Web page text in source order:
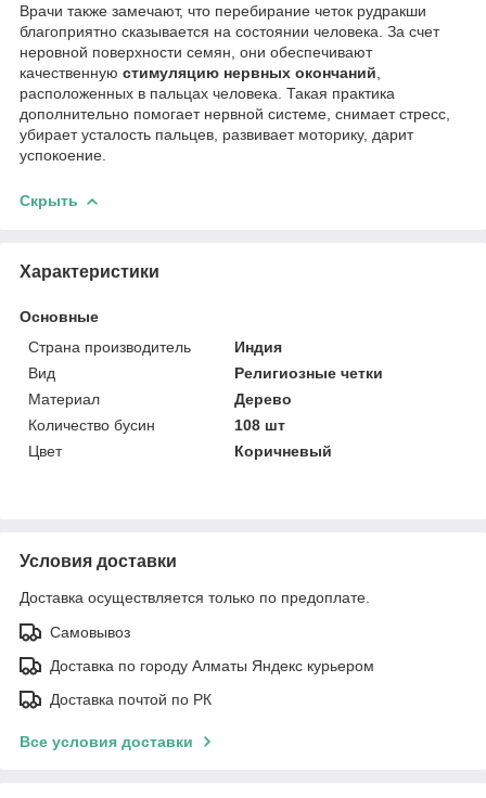
Врачи также замечают, что перебирание четок рудракши
благоприятно сказывается на состоянии человека. За счет
неровной поверхности семян, они обеспечивают
качественную стимуляцию нервных окончаний
расположенных в пальцах человека. Такая практика
дополнительно помогает нервной системе, снимает стресс,
убирает усталость пальцев, развивает моторику, дарит
успокоение.
Скрыть
Характеристики
Основные
Страна производитель
Индия
Вид
Религиозные четки
Материал
Дерево
Количество бусин
108 шт
Цвет
Коричневый
Условия доставки
Доставка осуществляется только по предоплате.
Самовывоз
Доставка по городу Алматы Яндекс курьером
Доставка почтой по РК
Все условия доставки